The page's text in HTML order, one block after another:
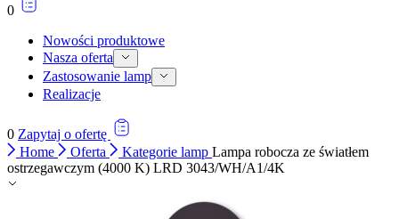
0
Nowości produktowe
Nasza oferta
Zastosowanie lamp
Realizacje
0 Zapytaj o ofertę
Home
Oferta Kategorie lamp Lampa robocza ze światłem
ostrzegawczym (4000 K) LRD 3043/WH/A1/4K